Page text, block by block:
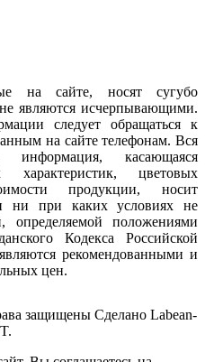
на сайте, носят сугубо
являются исчерпывающими.
следует обращаться к
на сайте телефонам. Вся
информация, касающаяся
характеристик, цветовых
продукции, носит
ни при каких условиях не
определяемой положениями
Кодекса Российской
рекомендованными и
цен.
защищены Сделано Labean-